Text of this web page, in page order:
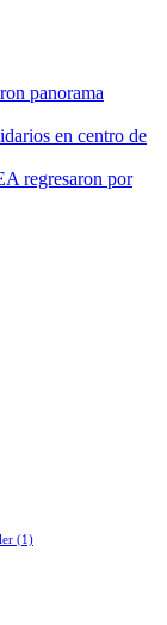
panorama
en centro de
regresaron por
(1)